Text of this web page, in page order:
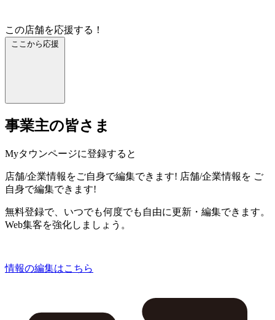
この店舗を応援する！
ここから応援
事業主の皆さま
Myタウンページに登録すると
店舗/企業情報をご自身で編集できます! 店舗/企業情報を ご
自身で編集できます!
無料登録で、いつでも何度でも自由に更新・編集できます。
Web集客を強化しましょう。
情報の編集はこちら